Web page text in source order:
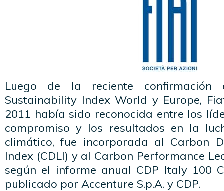
Luego de la reciente confirmación
Sustainability Index World y Europe,
2011 había sido reconocida entre los
compromiso y los resultados en la
climático, fue incorporada al Carbon
Index (CDLI) y al Carbon Performance
según el informe anual CDP Italy 100
publicado por Accenture S.p.A. y CDP.